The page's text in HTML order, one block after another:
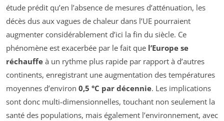
étude prédit qu’en l’absence de mesures d’atténuation, les
décès dus aux vagues de chaleur dans l’UE pourraient
augmenter considérablement d’ici la fin du siècle. Ce
phénomène est exacerbée par le fait que l’Europe se
réchauffe à un rythme plus rapide par rapport à d’autres
continents, enregistrant une augmentation des températures
moyennes d’environ 0,5 °C par décennie. Les implications
sont donc multi-dimensionnelles, touchant non seulement la
santé des populations, mais également l’environnement, avec